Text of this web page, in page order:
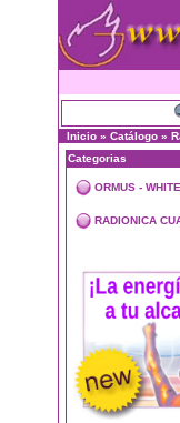
Inicio » Catálogo »
Categorias
ORMUS -
RADIONICA